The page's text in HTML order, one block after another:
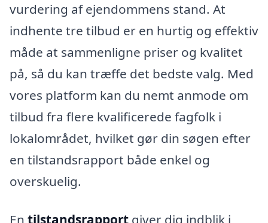
vurdering af ejendommens stand. At
indhente tre tilbud er en hurtig og effektiv
måde at sammenligne priser og kvalitet
på, så du kan træffe det bedste valg. Med
vores platform kan du nemt anmode om
tilbud fra flere kvalificerede fagfolk i
lokalområdet, hvilket gør din søgen efter
en tilstandsrapport både enkel og
overskuelig.
En tilstandsrapport giver dig indblik i